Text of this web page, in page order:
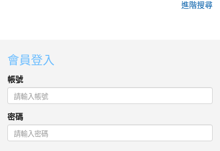
進階搜尋
會員登入
帳號
密碼